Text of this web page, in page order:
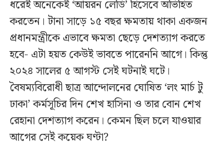
ধরেই অনেকেই ‘আয়রন লেডি’ হিসেবে অভিহিত
করতেন। টানা সাড়ে ১৫ বছর ক্ষমতায় থাকা একজন
প্রধানমন্ত্রীকে এভাবে ক্ষমতা ছেড়ে দেশত্যাগ করতে
হবে- এটা হয়ত কেউই ভাবতে পারেননি আগে। কিন্তু
২০২৪ সালের ৫ আগস্ট সেই ঘটনাই ঘটে।
বৈষম্যবিরোধী ছাত্র আন্দোলনের ঘোষিত ‘লং মার্চ টু
ঢাকা’ কর্মসূচির দিন শেখ হাসিনা ও তার বোন শেখ
রেহানা দেশত্যাগ করেন। কেমন ছিল চলে যাওয়ার
আগের সেই কয়েক ঘণ্টা?